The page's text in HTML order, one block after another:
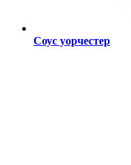
Соус уорчестер